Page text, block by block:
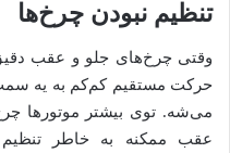
تنظیم نبودن چرخ‌ها
وقتی چرخ‌های جلو و عقب
حرکت مستقیم کم‌کم به یه
می‌شه. توی بیشتر موتورها
عقب ممکنه به خاطر تنظیم